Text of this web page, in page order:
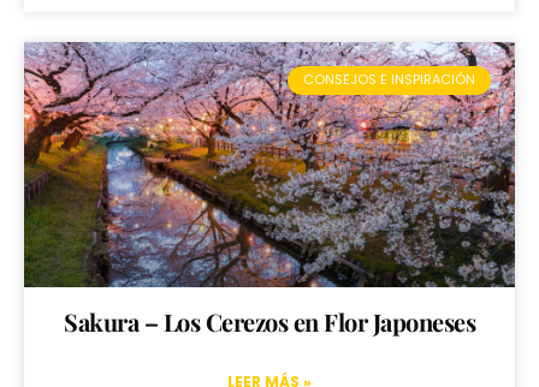
CONSEJOS E INSPIRACIÓN
Sakura – Los Cerezos en Flor Japoneses
LEER MÁS »